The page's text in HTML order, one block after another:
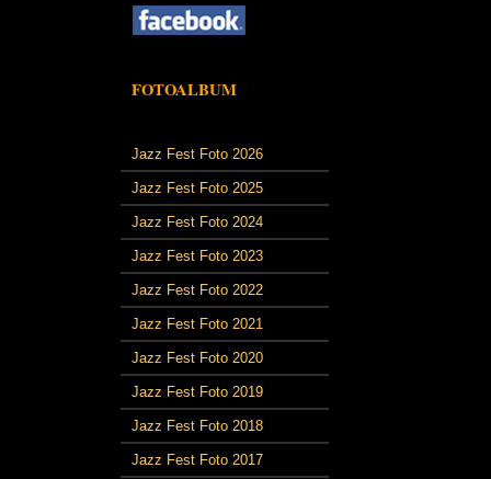
FOTOALBUM
Jazz Fest Foto 2026
Jazz Fest Foto 2025
Jazz Fest Foto 2024
Jazz Fest Foto 2023
Jazz Fest Foto 2022
Jazz Fest Foto 2021
Jazz Fest Foto 2020
Jazz Fest Foto 2019
Jazz Fest Foto 2018
Jazz Fest Foto 2017